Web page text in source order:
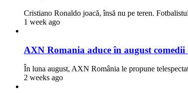
Cristiano Ronaldo joacă, însă nu pe teren.
1 week ago
AXN Romania aduce în august
În luna august, AXN România le propune
2 weeks ago